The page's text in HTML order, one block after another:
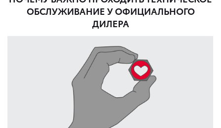
ОБСЛУЖИВАНИЕ У ОФИЦИАЛЬНОГО
ДИЛЕРА